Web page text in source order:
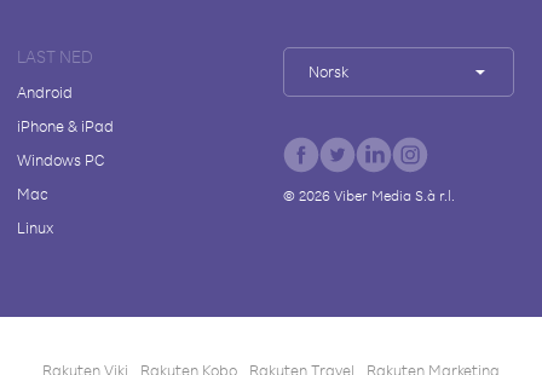
LAST NED
Android
iPhone & iPad
Windows PC
Mac
Linux
Norsk
© 2026Viber Media S.à r.l.
Rakuten Viki Rakuten Kobo Rakuten Travel Rakuten Marketing